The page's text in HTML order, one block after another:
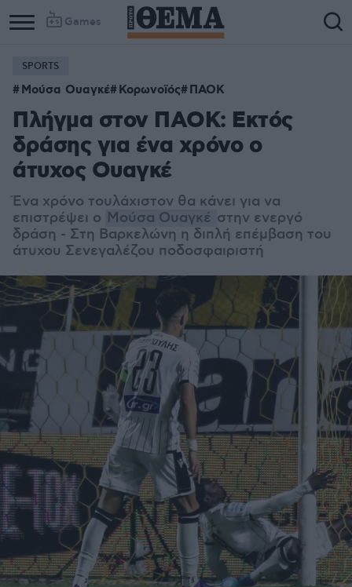
Games
SPORTS
Μούσα Ουαγκέ Κορωνοϊός ΠΑΟΚ
Πλήγμα στον ΠΑΟΚ: Εκτός
δράσης για ένα χρόνο ο
άτυχος Ουαγκέ
Ένα χρόνο τουλάχιστον θα κάνει για να
επιστρέψει ο Μούσα Ουαγκέ στην ενεργό
δράση - Στη Βαρκελώνη η διπλή επέμβαση του
άτυχου Σενεγαλέζου ποδοσφαιριστή